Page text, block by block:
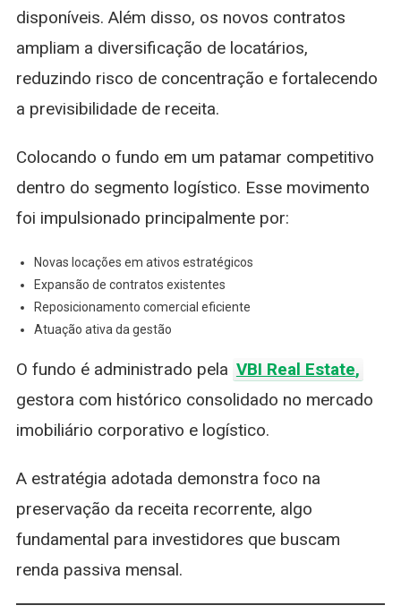
disponíveis. Além disso, os novos contratos
ampliam a diversificação de locatários,
reduzindo risco de concentração e fortalecendo
a previsibilidade de receita.
Colocando o fundo em um patamar competitivo
dentro do segmento logístico. Esse movimento
foi impulsionado principalmente por:
Novas locações em ativos estratégicos
Expansão de contratos existentes
Reposicionamento comercial eficiente
Atuação ativa da gestão
O fundo é administrado pela VBI Real Estate,
gestora com histórico consolidado no mercado
imobiliário corporativo e logístico.
A estratégia adotada demonstra foco na
preservação da receita recorrente, algo
fundamental para investidores que buscam
renda passiva mensal.